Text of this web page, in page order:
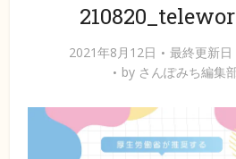
2021年8月12日
最終更新
by さんぽみち編集